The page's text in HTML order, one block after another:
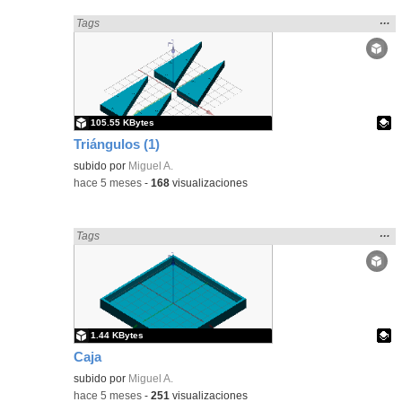
Triángulos (1)
Encontrado «Geometría» en:
Tags
la
…
Contenido educativo.
subido por Miguel A.
105.55 KBytes
-hace 5 meses -168 visualizaciones
Caja
Encontrado «Geometría» en:
Tags
la
…
Contenido educativo.
subido por Miguel A.
1.44 KBytes
-hace 5 meses -251 visualizaciones